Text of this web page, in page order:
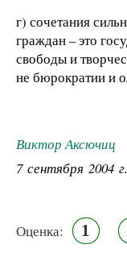
г) сочетания
граждан – это
свободы и
не бюрократии и
Виктор Аксючиц
7 сентября 2004 г.
Оценка: 1